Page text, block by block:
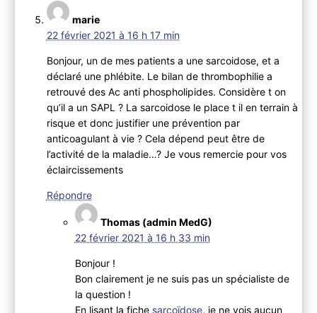
marie
22 février 2021 à 16 h 17 min
Bonjour, un de mes patients a une sarcoidose, et a
déclaré une phlébite. Le bilan de thrombophilie a
retrouvé des Ac anti phospholipides. Considère t on
qu’il a un SAPL ? La sarcoidose le place t il en terrain à
risque et donc justifier une prévention par
anticoagulant à vie ? Cela dépend peut être de
l’activité de la maladie…? Je vous remercie pour vos
éclaircissements
Répondre
Thomas (admin MedG)
22 février 2021 à 16 h 33 min
Bonjour !
Bon clairement je ne suis pas un spécialiste de
la question !
En lisant la fiche sarcoïdose, je ne vois aucun